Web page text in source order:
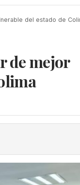
del estado de
de mejor